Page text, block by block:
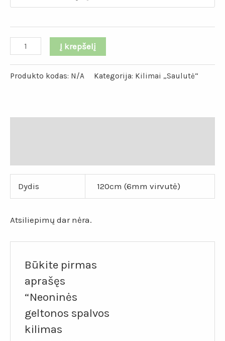
Į krepšelį
Produkto kodas: N/A Kategorija: Kilimai „Saulutė“
Dydis 120cm (6mm virvutė)
Atsiliepimų dar nėra.
Būkite pirmas
aprašęs
“Neoninės
geltonos spalvos
kilimas